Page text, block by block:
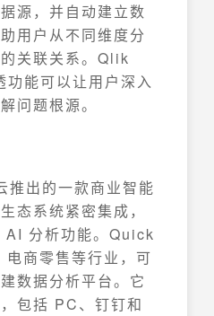
源，并自动建立数
用户从不同维度分
关联关系。Qlik
能可以让用户深入
问题根源。
出的一款商业智能
态系统紧密集成，
AI 分析功能。Quick
商零售等行业，可
数据分析平台。它
包括 PC、钉钉和